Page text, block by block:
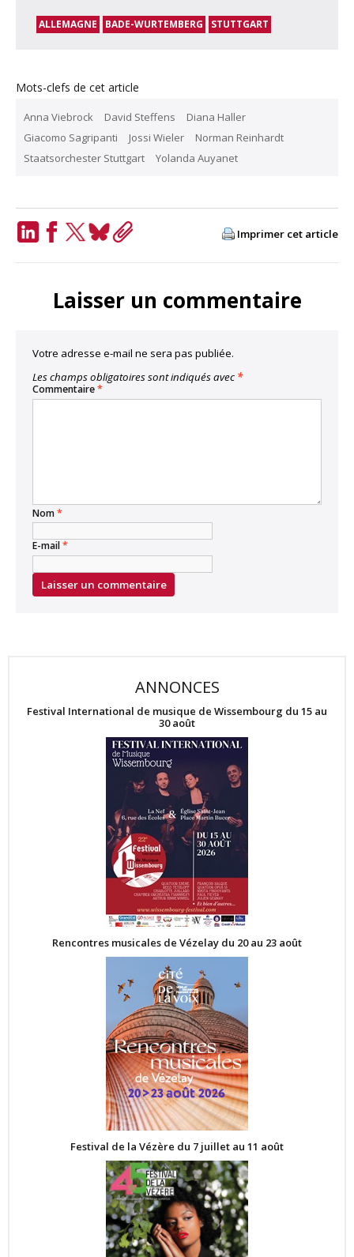
ALLEMAGNE BADE-WURTEMBERG STUTTGART
Mots-clefs de cet article
Anna Viebrock David Steffens
Diana Haller
Giacomo Sagripanti
Jossi Wieler
Norman Reinhardt
Staatsorchester Stuttgart
Yolanda Auyanet
Imprimer cet article
Laisser un commentaire
Votre adresse e-mail ne sera pas publiée.
Les champs obligatoires sont indiqués avec *
Commentaire*
Nom*
E-mail*
ANNONCES
Festival International de musique de Wissembourg du 15 au
30 août
Rencontres musicales de Vézelay du 20 au 23 août
Festival de la Vézère du 7 juillet au 11 août